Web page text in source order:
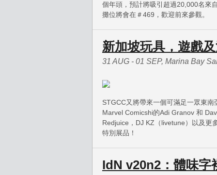
個年頭，預計將吸引超過20,000名來
攤位將會在＃469，歡迎前來參觀。
新加坡玩具，遊戲
31 AUG - 01 SEP, Marina Bay
STGCC又將帶來一個可滿足一眾東
Marvel Comicshi的Adi Granov 和
Redjuice，DJ KZ（livetune）以及更
特別展品！
IdN v20n2：體味字